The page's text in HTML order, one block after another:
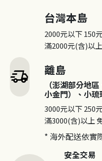
delivery_truck_speed
台灣本島
2000元以下150
滿2000元(含)以上
離島
（澎湖部分地
小金門）、小琉
3000元以下250
滿3000(含)以上
* 海外配送依實
安全交易